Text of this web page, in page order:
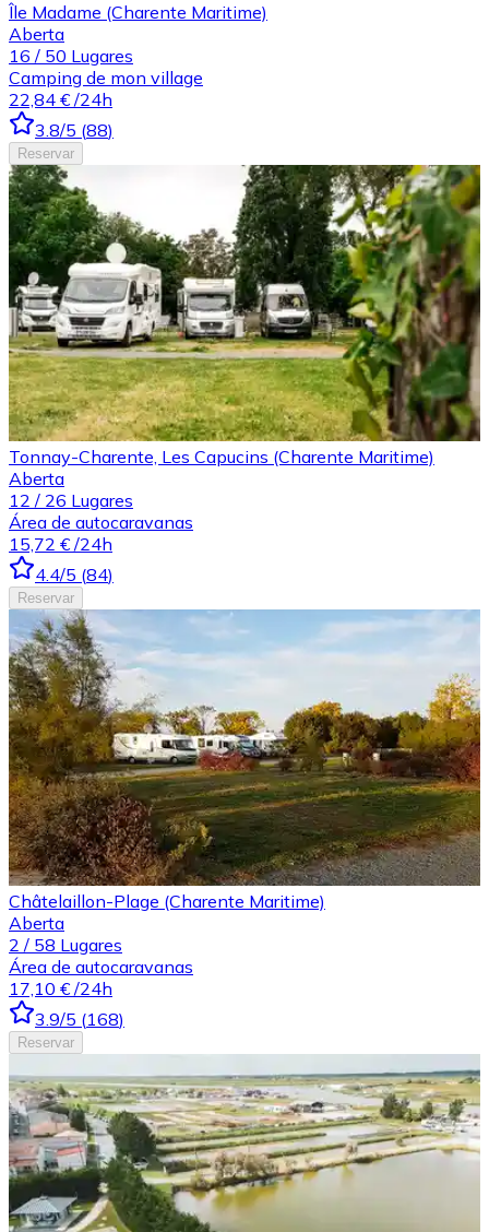
Île Madame (Charente Maritime)
Aberta
16 / 50 Lugares
Camping de mon village
22,84 € /24h
3.8/5 (88)
Reservar
Tonnay-Charente, Les Capucins (Charente Maritime)
Aberta
12 / 26 Lugares
Área de autocaravanas
15,72 € /24h
4.4/5 (84)
Reservar
Châtelaillon-Plage (Charente Maritime)
Aberta
2 / 58 Lugares
Área de autocaravanas
17,10 € /24h
3.9/5 (168)
Reservar